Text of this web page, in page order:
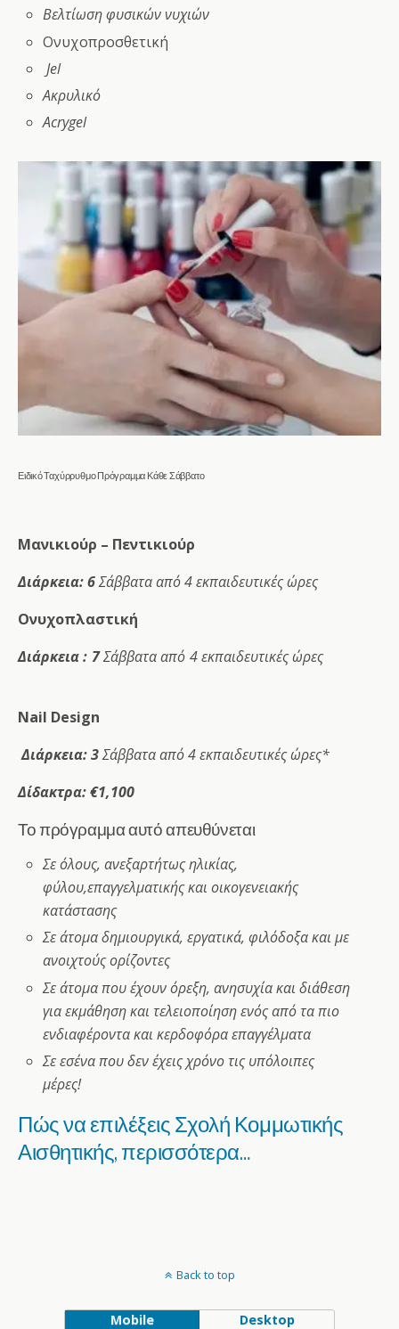
Βελτίωση φυσικών νυχιών
Ονυχοπροσθετική
Jel
Ακρυλικό
Acrygel
Ειδικό Ταχύρρυθμο Πρόγραμμα Κάθε Σάββατο
Μανικιούρ – Πεντικιούρ
Διάρκεια: 6Σάββατα από 4 εκπαιδευτικές ώρες
Ονυχοπλαστική
Διάρκεια : 7Σάββατα από 4 εκπαιδευτικές ώρες
Nail Design
Διάρκεια: 3Σάββατα από 4 εκπαιδευτικές ώρες*
Δίδακτρα:€1,100
Το πρόγραμμα αυτό απευθύνεται
Σε όλους, ανεξαρτήτως ηλικίας,
φύλου,επαγγελματικής και οικογενειακής
κατάστασης
Σε άτομα δημιουργικά, εργατικά, φιλόδοξα και με
ανοιχτούς ορίζοντες
Σε άτομα που έχουν όρεξη, ανησυχία και διάθεση
για εκμάθηση και τελειοποίηση ενός από τα πιο
ενδιαφέροντα και κερδοφόρα επαγγέλματα
Σε εσένα που δεν έχεις χρόνο τις υπόλοιπες
μέρες!
Πώς να επιλέξεις Σχολή Κομμωτικής
Αισθητικής, περισσότερα…
Back to top
Mobile Desktop